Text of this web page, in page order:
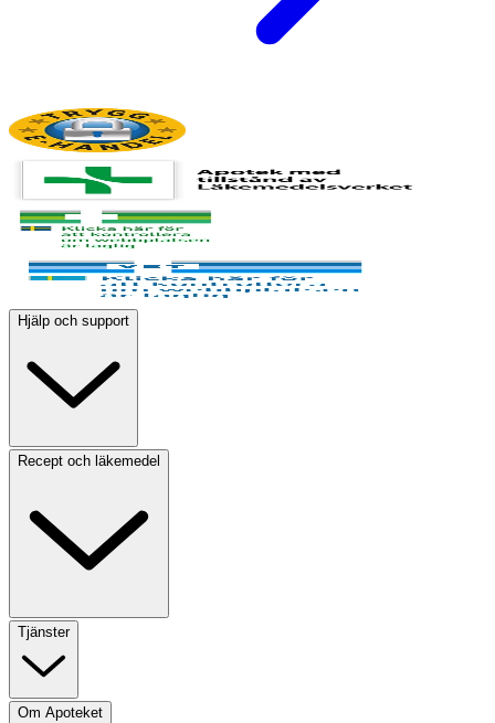
Hjälp och support
Recept och läkemedel
Tjänster
Om Apoteket